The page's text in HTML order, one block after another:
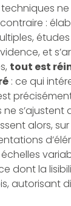
:
et
tout est
: ce qui
s’ajustent
alors,
dont la
autorisant